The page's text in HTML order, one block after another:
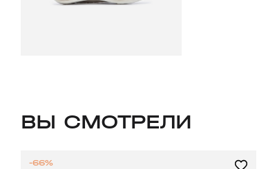
ВЫ СМОТРЕЛИ
-66%